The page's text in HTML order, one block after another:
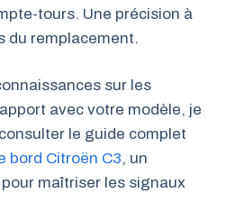
tours. Une précision à
du remplacement.
sur les
avec votre modèle, je
le guide complet
bord Citroën C3, un
maîtriser les signaux